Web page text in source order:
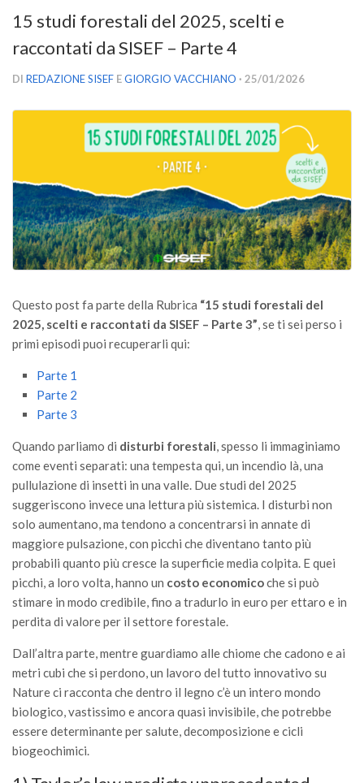
Versamento Quote di Iscrizione
Gruppi di Lavoro
GdL Terpeni in Ecologia
GdL Biodiversità Forestale
GdL Arboricoltura da Legno e Agroselvicoltura
GdL Modellistica Forestale
GdL Selvicoltura
GdL Ecologia del Suolo
GdL Geomatica Forestale
GdL Filiera del legno
GdL Verde Urbano
GdL Comunicazione Forestale
GdL Foreste, Mitigazione, Adattamento
GdL Infrastrutture, Risorse, Innovazione
GdL Boschi Vetusti
GdL “TreeTalkers”
GdL Boschi Cedui
News
Post Recenti
Avvisi
Borse di Studio
Call for Papers
Call for Proposals
15 studi forestali del 2025, scelti e
raccontati da SISEF – Parte 4
DI REDAZIONE SISEF EGIORGIO VACCHIANO · 25/01/2026
Questo post fa parte della Rubrica “15 studi forestali del
2025, scelti e raccontati da SISEF – Parte 3”, se ti sei perso i
primi episodi puoi recuperarli qui:
Parte 1
Parte 2
Parte 3
Quando parliamo di disturbi forestali, spesso li immaginiamo
come eventi separati: una tempesta qui, un incendio là, una
pullulazione di insetti in una valle. Due studi del 2025
suggeriscono invece una lettura più sistemica. I disturbi non
solo aumentano, ma tendono a concentrarsi in annate di
maggiore pulsazione, con picchi che diventano tanto più
probabili quanto più cresce la superficie media colpita. E quei
picchi, a loro volta, hanno un costo economicoche si può
stimare in modo credibile, fino a tradurlo in euro per ettaro e in
perdita di valore per il settore forestale.
Dall’altra parte, mentre guardiamo alle chiome che cadono e ai
metri cubi che si perdono, un lavoro del tutto innovativo su
Nature ci racconta che dentro il legno c’è un intero mondo
biologico, vastissimo e ancora quasi invisibile, che potrebbe
essere determinante per salute, decomposizione e cicli
biogeochimici.